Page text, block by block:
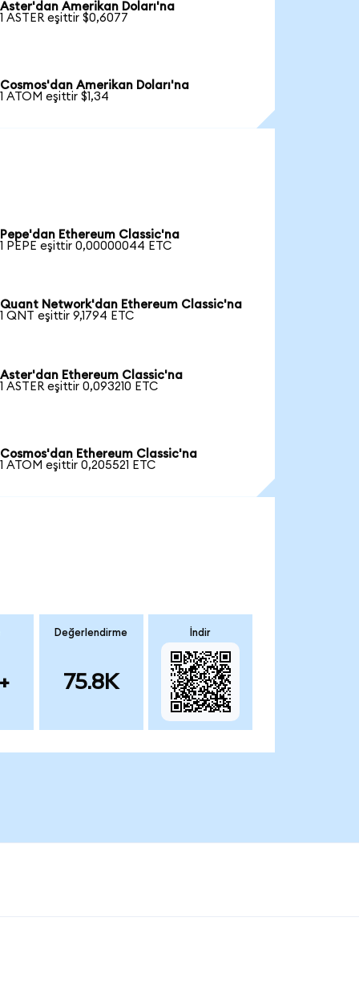
Aster'dan Amerikan Doları'na
1 ASTER eşittir $0,6077
Cosmos'dan Amerikan Doları'na
1 ATOM eşittir $1,34
Pepe'dan Ethereum Classic'na
1 PEPE eşittir 0,00000044 ETC
Quant Network'dan Ethereum Classic'na
1 QNT eşittir 9,1794 ETC
Aster'dan Ethereum Classic'na
1 ASTER eşittir 0,093210 ETC
Cosmos'dan Ethereum Classic'na
1 ATOM eşittir 0,205521 ETC
Değerlendirme
75.8K
İndir